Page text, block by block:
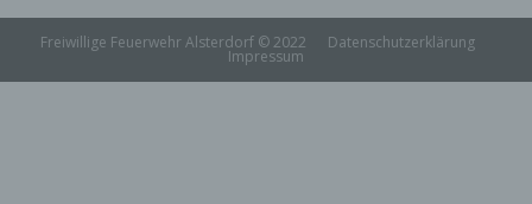
Freiwillige Feuerwehr Alsterdorf © 2022 Datenschutzerklärung
Impressum
personenbezogene Daten von dem für die
Verarbeitung Verantwortlichen verarbeitet
werden.